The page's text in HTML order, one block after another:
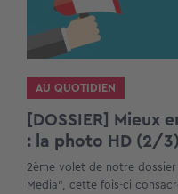
AU QUOTIDIEN
[DOSSIER] Mieux
: la photo HD (2/3)
2ème volet de notre
Media”, cette fois-ci